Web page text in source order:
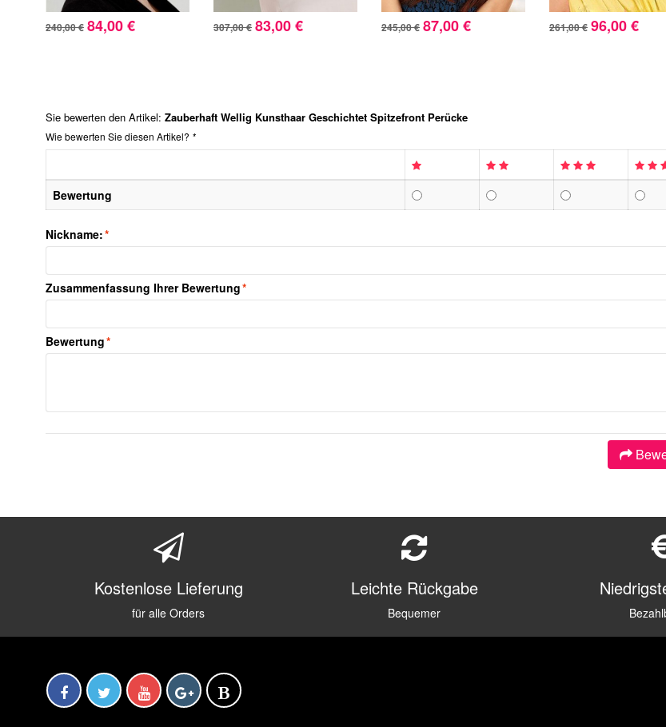
240,00 € 84,00 € 307,00 € 83,00 € 245,00 € 87,00 € 261,00 € 96,00 €
Sie bewerten den Artikel: Zauberhaft Wellig Kunsthaar Geschichtet Spitzefront Perücke
Wie bewerten Sie diesen Artikel? *
Bewertung
*
Nickname:
*
Zusammenfassung Ihrer Bewertung
*
Bewertung
Kostenlose Lieferung
für alle Orders
Leichte Rückgabe
Bequemer